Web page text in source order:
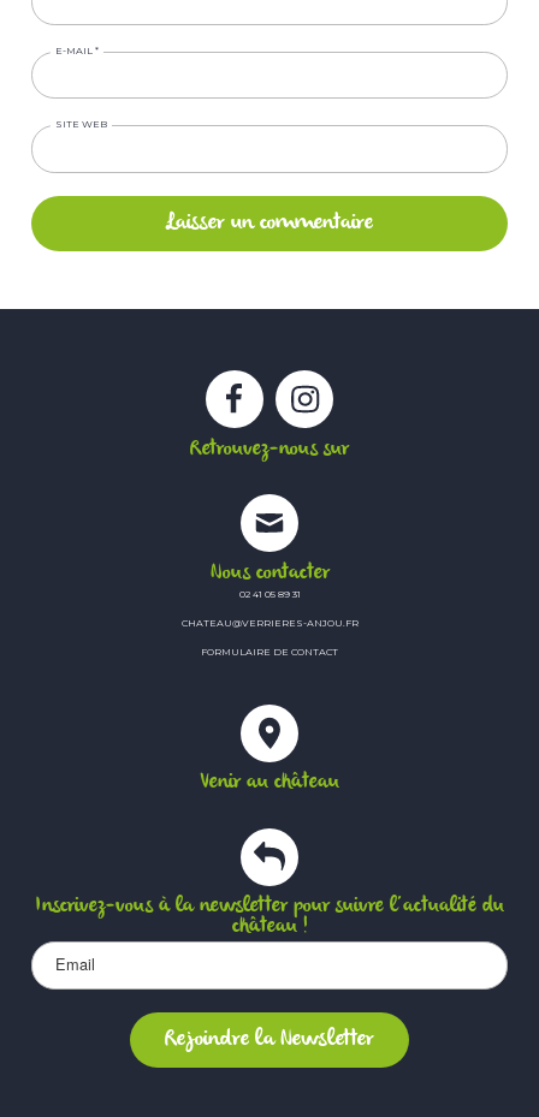
E-MAIL *
SITE WEB
Retrouvez-nous sur
FacebookInstagram
Nous contacter
02 41 05 89 31
CHATEAU@VERRIERES-ANJOU.FR
FORMULAIRE DE CONTACT
Venir au château
Inscrivez-vous à la newsletter pour suivre l’actualité du
château !